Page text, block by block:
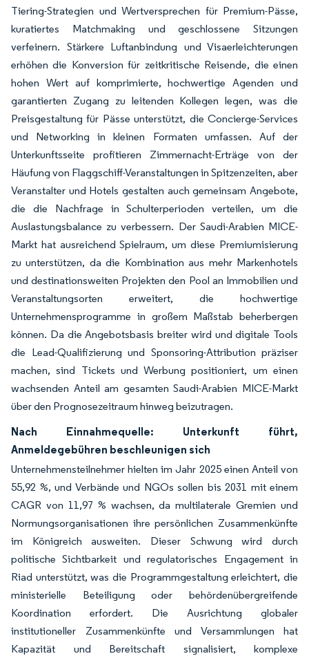
Tiering-Strategien und Wertversprechen für Premium-Pässe,
kuratiertes Matchmaking und geschlossene Sitzungen
verfeinern. Stärkere Luftanbindung und Visaerleichterungen
erhöhen die Konversion für zeitkritische Reisende, die einen
hohen Wert auf komprimierte, hochwertige Agenden und
garantierten Zugang zu leitenden Kollegen legen, was die
Preisgestaltung für Pässe unterstützt, die Concierge-Services
und Networking in kleinen Formaten umfassen. Auf der
Unterkunftsseite profitieren Zimmernacht-Erträge von der
Häufung von Flaggschiff-Veranstaltungen in Spitzenzeiten, aber
Veranstalter und Hotels gestalten auch gemeinsam Angebote,
die die Nachfrage in Schulterperioden verteilen, um die
Auslastungsbalance zu verbessern. Der Saudi-Arabien MICE-
Markt hat ausreichend Spielraum, um diese Premiumisierung
zu unterstützen, da die Kombination aus mehr Markenhotels
und destinationsweiten Projekten den Pool an Immobilien und
Veranstaltungsorten erweitert, die hochwertige
Unternehmensprogramme in großem Maßstab beherbergen
können. Da die Angebotsbasis breiter wird und digitale Tools
die Lead-Qualifizierung und Sponsoring-Attribution präziser
machen, sind Tickets und Werbung positioniert, um einen
wachsenden Anteil am gesamten Saudi-Arabien MICE-Markt
über den Prognosezeitraum hinweg beizutragen.
Nach Einnahmequelle: Unterkunft führt,
Anmeldegebühren beschleunigen sich
Unternehmensteilnehmer hielten im Jahr 2025 einen Anteil von
55,92 %, und Verbände und NGOs sollen bis 2031 mit einem
CAGR von 11,97 % wachsen, da multilaterale Gremien und
Normungsorganisationen ihre persönlichen Zusammenkünfte
im Königreich ausweiten. Dieser Schwung wird durch
politische Sichtbarkeit und regulatorisches Engagement in
Riad unterstützt, was die Programmgestaltung erleichtert, die
ministerielle Beteiligung oder behördenübergreifende
Koordination erfordert. Die Ausrichtung globaler
institutioneller Zusammenkünfte und Versammlungen hat
Kapazität und Bereitschaft signalisiert, komplexe